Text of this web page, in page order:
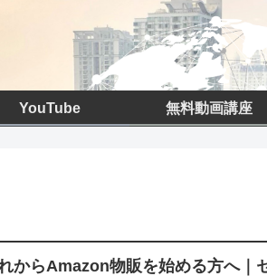
YouTube 無料動画講座
からAmazon物販を始める方へ｜